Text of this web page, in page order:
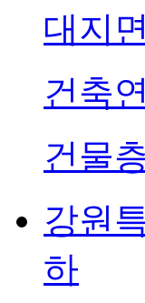
대지
건축
건물
강원
하